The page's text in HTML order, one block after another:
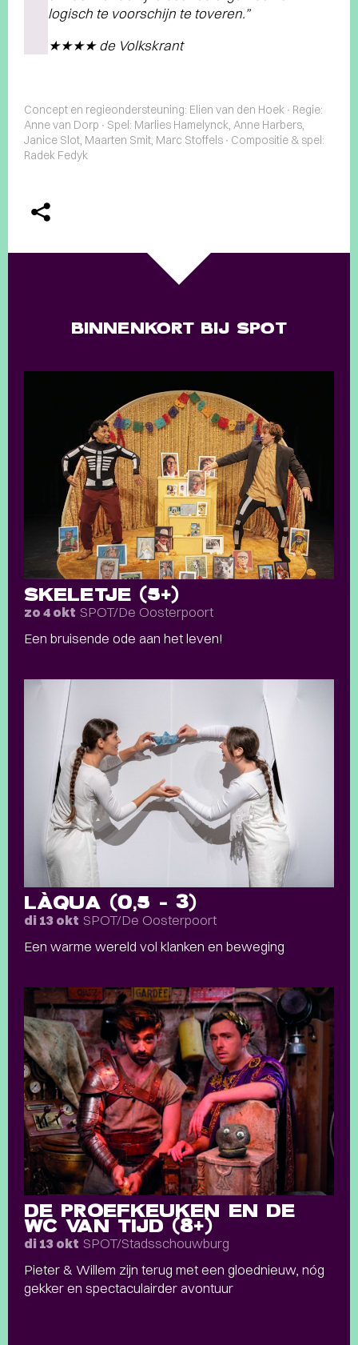
logisch te voorschijn te toveren.”
★★★★ de Volkskrant
Concept en regieondersteuning: Elien van den Hoek ∙ Regie:
Anne van Dorp ∙ Spel: Marlies Hamelynck, Anne Harbers,
Janice Slot, Maarten Smit, Marc Stoffels ∙ Compositie & spel:
Radek Fedyk
BINNENKORT BIJ SPOT
SKELETJE (5+)
zo 4 okt SPOT/De Oosterpoort
Een bruisende ode aan het leven!
LÀQUA (0,5 – 3)
di 13 okt SPOT/De Oosterpoort
Een warme wereld vol klanken en beweging
DE PROEFKEUKEN EN DE
WC VAN TIJD (8+)
di 13 okt SPOT/Stadsschouwburg
Pieter & Willem zijn terug met een gloednieuw, nóg
gekker en spectaculairder avontuur